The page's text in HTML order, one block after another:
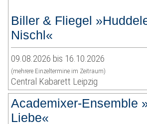
Biller & Fliegel
Nischl«
09.08.2026 bis 16.10.2026
(mehrere Einzeltermine im Zeitraum)
Central Kabarett Leipzig
Academixer-Ensemble
Liebe«